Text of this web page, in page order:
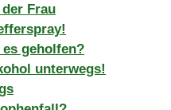
Frau
geholfen?
unterwegs!